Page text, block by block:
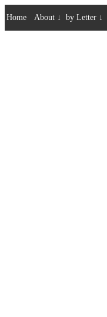
Home About ↓ by Letter ↓